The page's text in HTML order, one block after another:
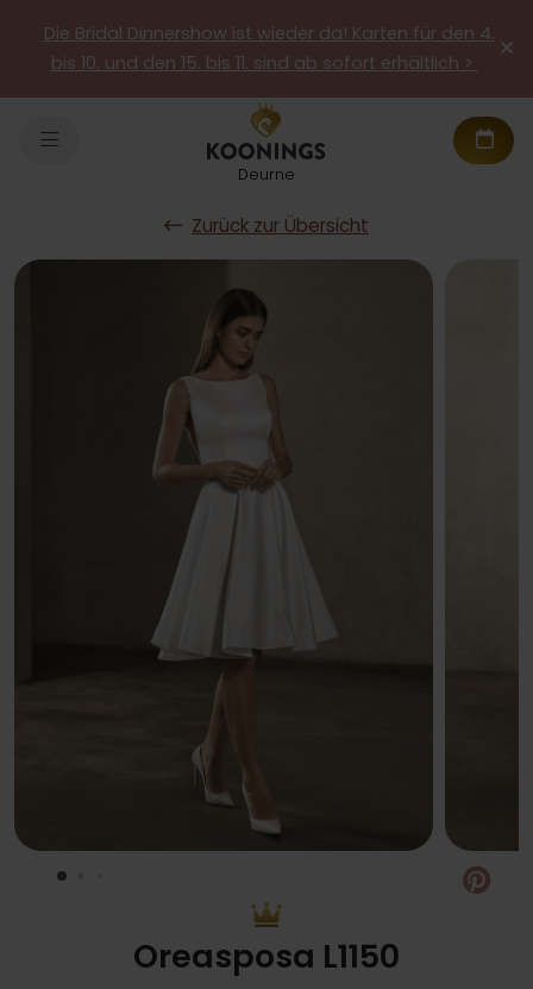
Die Bridal Dinnershow ist wieder da! Karten für den 4.
bis 10. und den 15. bis 11. sind ab sofort erhältlich >
Deurne
Zurück zur Übersicht
Oreasposa L1150